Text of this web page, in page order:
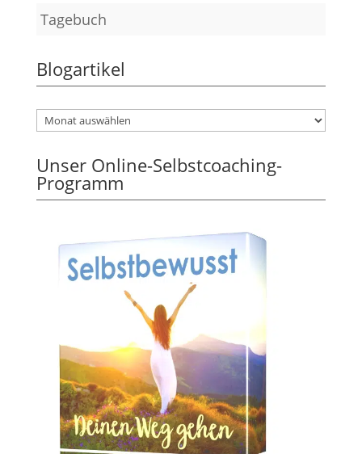
Tagebuch
Blogartikel
Unser Online-Selbstcoaching-
Programm